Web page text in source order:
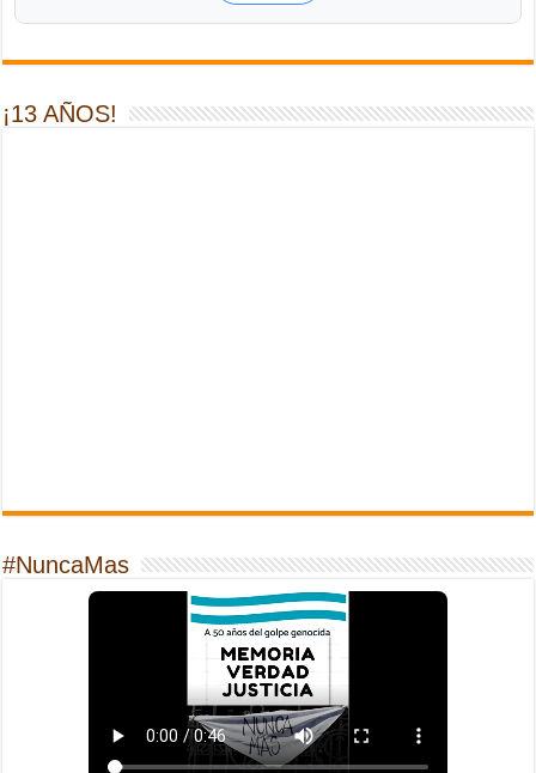
¡13 AÑOS!
#NuncaMas